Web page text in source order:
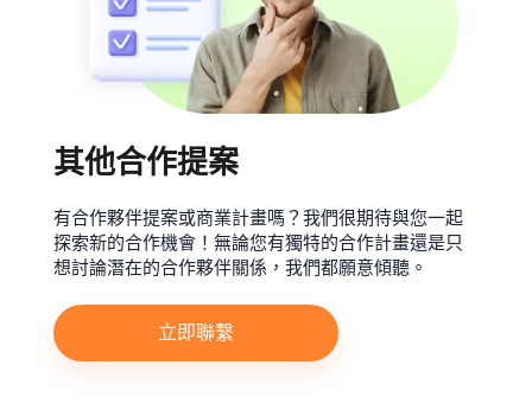
其他合作提案
有合作夥伴提案或商業計畫嗎？我們很期待與您一起
探索新的合作機會！無論您有獨特的合作計畫還是只
想討論潛在的合作夥伴關係，我們都願意傾聽。
立即聯繫